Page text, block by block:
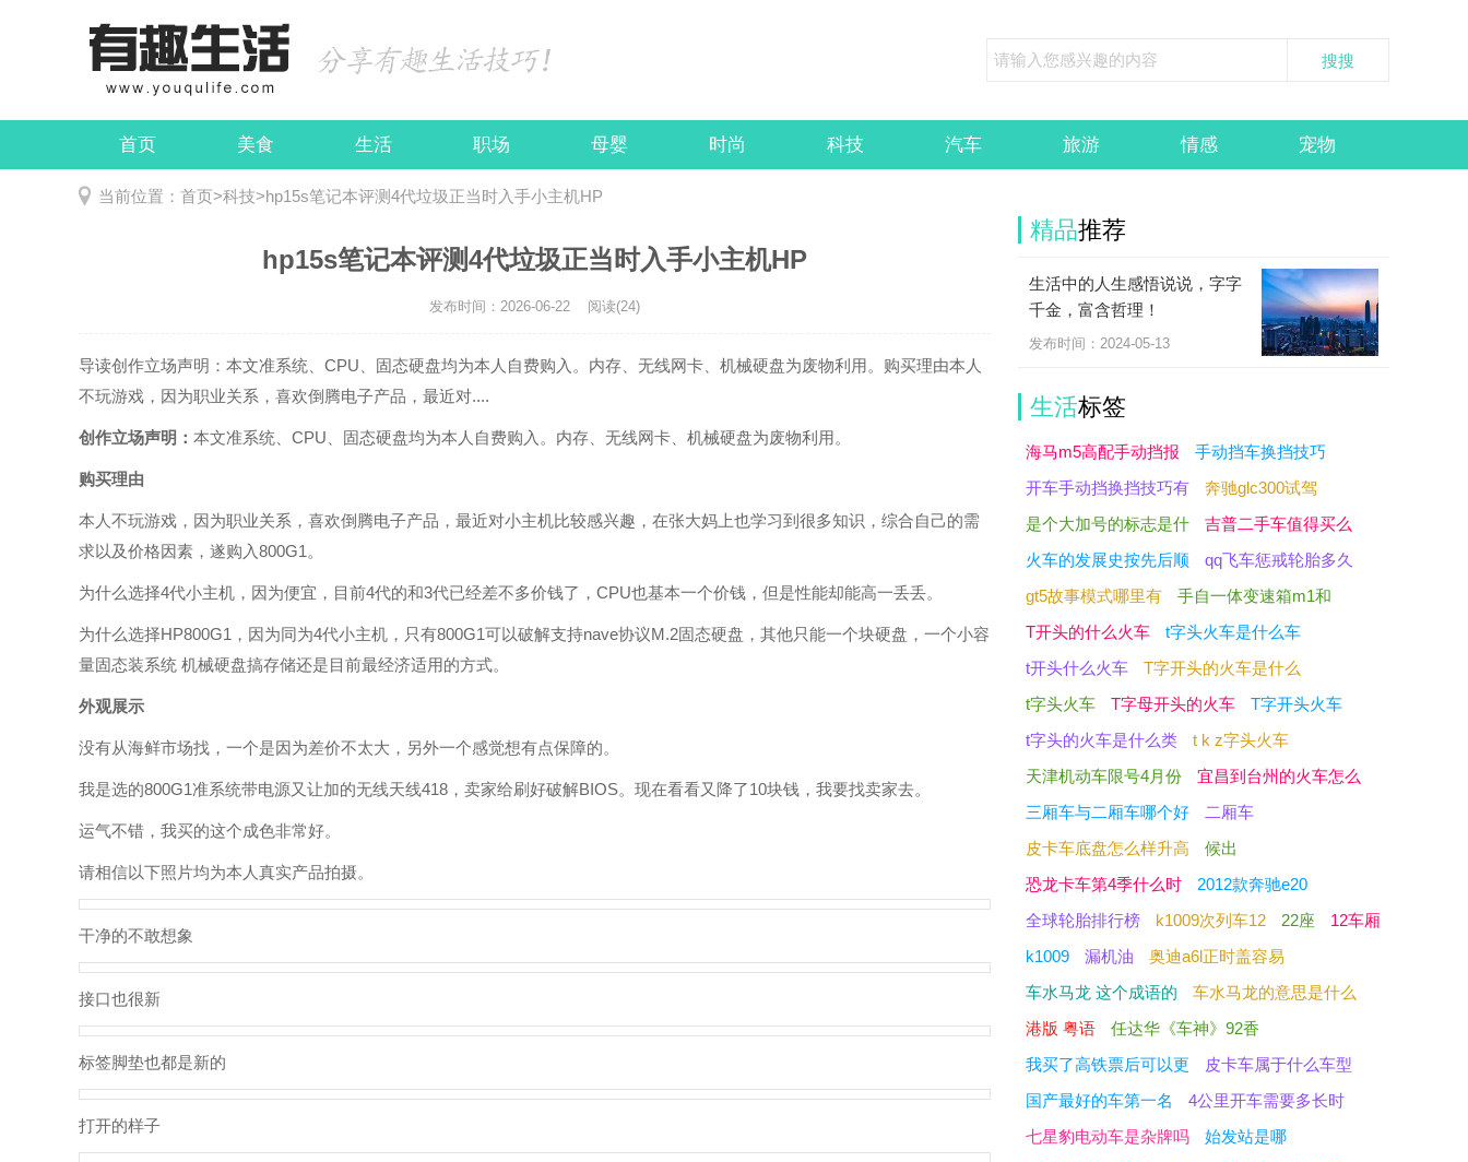
首页 美食 生活 职场 母婴 时尚 科技 汽车 旅游 情感 宠物
娱乐 民俗
当前位置： 首页>科技>hp15s笔记本评测4代垃圾正当时入手小主机HP
hp15s笔记本评测4代垃圾正当时入手小主机HP
发布时间：2026-06-22 阅读(24)
导读创作立场声明：本文准系统、CPU、固态硬盘均为本人自费购入。内存、无线网卡、机械硬盘为废物利用。购买理由本人
不玩游戏，因为职业关系，喜欢倒腾电子产品，最近对....
创作立场声明： 本文准系统、CPU、固态硬盘均为本人自费购入。内存、无线网卡、机械硬盘为废物利用。
购买理由
本人不玩游戏，因为职业关系，喜欢倒腾电子产品，最近对小主机比较感兴趣，在张大妈上也学习到很多知识，综合自己的需
求以及价格因素，遂购入800G1。
为什么选择4代小主机，因为便宜，目前4代的和3代已经差不多价钱了，CPU也基本一个价钱，但是性能却能高一丢丢。
为什么选择HP800G1，因为同为4代小主机，只有800G1可以破解支持nave协议M.2固态硬盘，其他只能一个块硬盘，一个小容
量固态装系统 机械硬盘搞存储还是目前最经济适用的方式。
外观展示
没有从海鲜市场找，一个是因为差价不太大，另外一个感觉想有点保障的。
我是选的800G1准系统带电源又让加的无线天线418，卖家给刷好破解BIOS。现在看看又降了10块钱，我要找卖家去。
运气不错，我买的这个成色非常好。
请相信以下照片均为本人真实产品拍摄。
干净的不敢想象
接口也很新
标签脚垫也都是新的
打开的样子
精品推荐
生活中的人生感悟说说，字字
千金，富含哲理！
发布时间：2024-05-13
生活标签
海马m5高配手动挡报
手动挡车换挡技巧
开车手动挡换挡技巧有
奔驰glc300试驾
是个大加号的标志是什
吉普二手车值得买么
火车的发展史按先后顺
qq飞车惩戒轮胎多久
gt5故事模式哪里有
手自一体变速箱m1和
T开头的什么火车
t字头火车是什么车
t开头什么火车
T字开头的火车是什么
t字头火车
T字母开头的火车
T字开头火车
t字头的火车是什么类
t k z字头火车
天津机动车限号4月份
宜昌到台州的火车怎么
三厢车与二厢车哪个好
二厢车
皮卡车底盘怎么样升高
候出
恐龙卡车第4季什么时
2012款奔驰e20
全球轮胎排行榜
k1009次列车12 22座
12车厢
k1009
漏机油
奥迪a6l正时盖容易
车水马龙 这个成语的
车水马龙的意思是什么
港版 粤语
任达华《车神》92香
我买了高铁票后可以更
皮卡车属于什么车型
国产最好的车第一名
4公里开车需要多长时
七星豹电动车是杂牌吗
始发站是哪